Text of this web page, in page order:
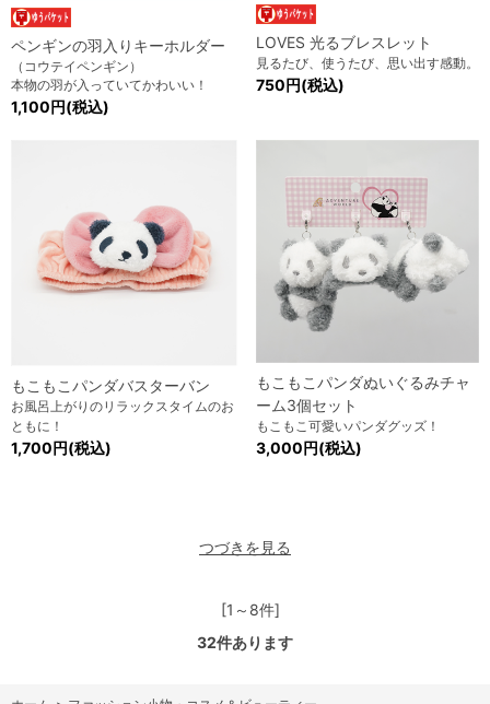
ペンギンの羽入りキーホルダー
（コウテイペンギン）
本物の羽が入っていてかわいい！
1,100円(税込)
LOVES 光るブレスレット
見るたび、使うたび、思い出す感動。
750円(税込)
もこもこパンダバスターバン
お風呂上がりのリラックスタイムのお
ともに！
1,700円(税込)
もこもこパンダぬいぐるみチャ
ーム3個セット
もこもこ可愛いパンダグッズ！
3,000円(税込)
つづきを見る
[1～8件]
32件あります